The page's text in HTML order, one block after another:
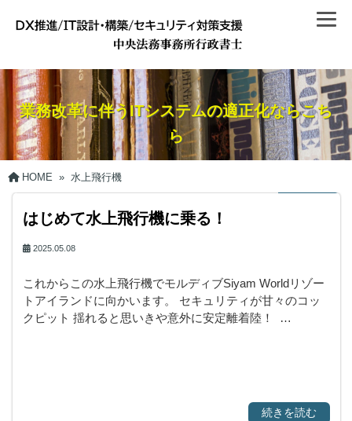
業務改革に伴うITシステムの適正化ならこち
ら
HOME » 水上飛行機
はじめて水上飛行機に乗る！
2025.05.08
これからこの水上飛行機でモルディブSiyam Worldリゾー
トアイランドに向かいます。 セキュリティが甘々のコッ
クピット 揺れると思いきや意外に安定離着陸！ …
続きを読む